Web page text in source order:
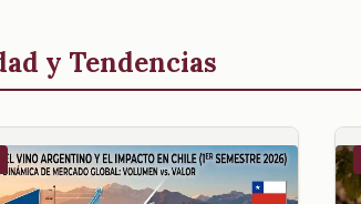
y Tendencias